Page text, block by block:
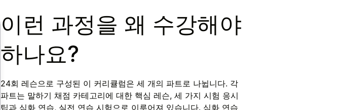
이런 과정을 왜 수강해야
하나요?
24회 레슨으로 구성된 이 커리큘럼은 세 개의 파트로 나뉩니다. 각
파트는 말하기 채점 카테고리에 대한 핵심 레슨, 세 가지 시험 응시
팁과 심화 연습, 실전 연습 시험으로 이루어져 있습니다. 심화 연습